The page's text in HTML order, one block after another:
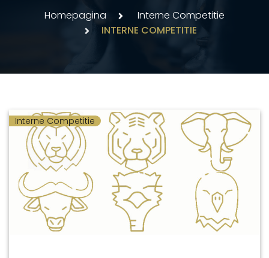
Homepagina
Interne Competitie
INTERNE COMPETITIE
Interne Competitie